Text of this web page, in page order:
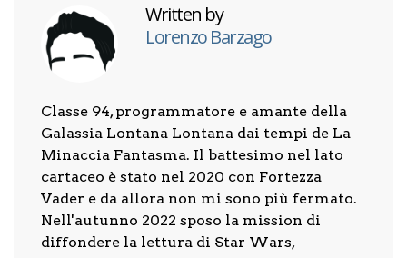
Written by
Lorenzo Barzago
Classe 94, programmatore e amante della
Galassia Lontana Lontana dai tempi de La
Minaccia Fantasma. Il battesimo nel lato
cartaceo è stato nel 2020 con Fortezza
Vader e da allora non mi sono più fermato.
Nell'autunno 2022 sposo la mission di
diffondere la lettura di Star Wars,